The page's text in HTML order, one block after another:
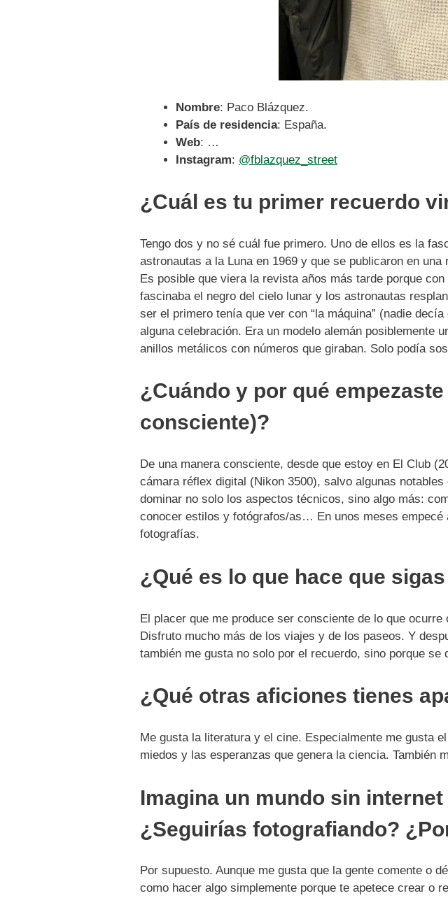
Nombre: Paco Blázquez.
País de residencia: España.
Web: …
Instagram: @fblazquez_street
¿Cuál es tu primer recuerdo
Tengo dos y no sé cuál fue primero. Uno de ellos es la
astronautas a la Luna en 1969 y que se publicaron en
Es posible que viera la revista años más tarde porque
fascinaba el negro del cielo lunar y los astronautas
ser el primero tenía que ver con “la máquina” (nadie
alguna celebración. Era un modelo alemán posiblemente
anillos metálicos con números que giraban. Solo podía
¿Cuándo y por qué
consciente)?
De una manera consciente, desde que estoy en El Club
cámara réflex digital (Nikon 3500), salvo algunas
dominar no solo los aspectos técnicos, sino algo más:
conocer estilos y fotógrafos/as… En unos meses
fotografías.
¿Qué es lo que hace que
El placer que me produce ser consciente de lo que
Disfruto mucho más de los viajes y de los paseos. Y
también me gusta no solo por el recuerdo, sino porque
¿Qué otras aficiones tienes
Me gusta la literatura y el cine. Especialmente me gusta
miedos y las esperanzas que genera la ciencia. También
Imagina un mundo sin
¿Seguirías fotografiando?
Por supuesto. Aunque me gusta que la gente comente o
como hacer algo simplemente porque te apetece crear o